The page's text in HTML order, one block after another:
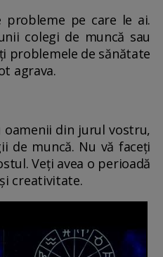
probleme pe care le ai.
colegi de muncă sau
problemele de sănătate
agrava.
oamenii din jurul vostru,
de muncă. Nu vă faceți
Veți avea o perioadă
creativitate.